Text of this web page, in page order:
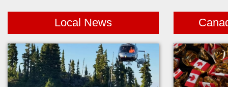
Local News